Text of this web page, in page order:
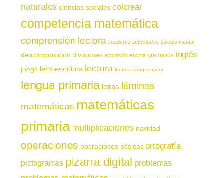
naturales ciencias sociales colorear
competencia matemática
comprensión lectora cuaderno actividades cálculo mental
descomposición divisiones expresión escrita gramática inglés
juego lectoescritura lectura lectura comprensiva
lengua primaria letras láminas
matemáticas matemáticas
primaria multiplicaciones navidad
operaciones operaciones básicas ortografía
pictogramas pizarra digital problemas